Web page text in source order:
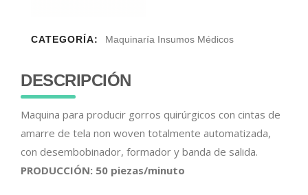
CATEGORÍA: Maquinaría Insumos Médicos
DESCRIPCIÓN
Maquina para producir gorros quirúrgicos con cintas de
amarre de tela non woven totalmente automatizada,
con desembobinador, formador y banda de salida.
PRODUCCIÓN: 50 piezas/minuto